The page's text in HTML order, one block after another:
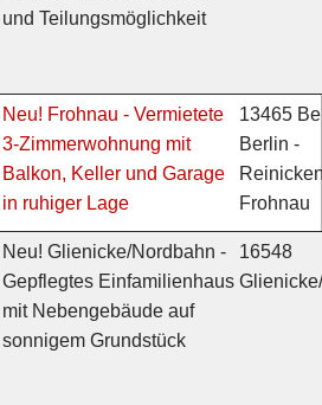
und Teilungsmöglichkeit
Neu! Frohnau - Vermietete
3-Zimmerwohnung mit
Balkon, Keller und Garage
in ruhiger Lage
13465
Berlin -
Frohnau
Neu! Glienicke/Nordbahn -
Gepflegtes Einfamilienhaus
mit Nebengebäude auf
sonnigem Grundstück
16548